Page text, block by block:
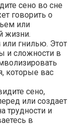
сено во сне
говорить о
или
жизни.
гнилью. Этот
и сложности в
которые вас
сено,
или создает
трудности и
в